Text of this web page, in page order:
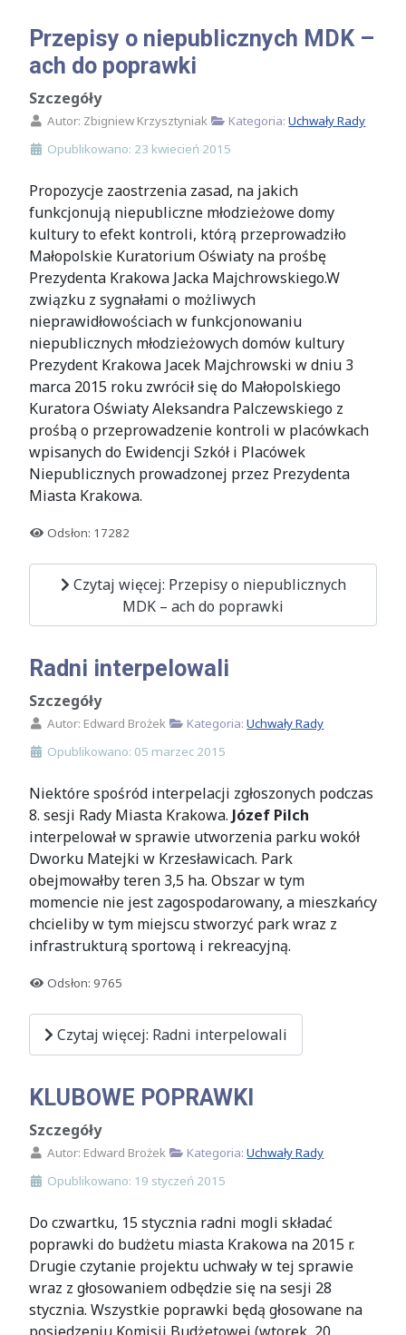
Przepisy o niepublicznych MDK –
ach do poprawki
Szczegóły
Autor: Zbigniew Krzysztyniak Kategoria:Uchwały Rady
Opublikowano: 23 kwiecień 2015
Propozycje zaostrzenia zasad, na jakich
funkcjonują niepubliczne młodzieżowe domy
kultury to efekt kontroli, którą przeprowadziło
Małopolskie Kuratorium Oświaty na prośbę
Prezydenta Krakowa Jacka Majchrowskiego.W
związku z sygnałami o możliwych
nieprawidłowościach w funkcjonowaniu
niepublicznych młodzieżowych domów kultury
Prezydent Krakowa Jacek Majchrowski w dniu 3
marca 2015 roku zwrócił się do Małopolskiego
Kuratora Oświaty Aleksandra Palczewskiego z
prośbą o przeprowadzenie kontroli w placówkach
wpisanych do Ewidencji Szkół i Placówek
Niepublicznych prowadzonej przez Prezydenta
Miasta Krakowa.
Odsłon: 17282
Czytaj więcej: Przepisy o niepublicznych
MDK – ach do poprawki
Radni interpelowali
Szczegóły
Autor: Edward Brożek Kategoria:Uchwały Rady
Opublikowano: 05 marzec 2015
Niektóre spośród interpelacji zgłoszonych podczas
8. sesji Rady Miasta Krakowa. Józef Pilch
interpelował w sprawie utworzenia parku wokół
Dworku Matejki w Krzesławicach. Park
obejmowałby teren 3,5 ha. Obszar w tym
momencie nie jest zagospodarowany, a mieszkańcy
chcieliby w tym miejscu stworzyć park wraz z
infrastrukturą sportową i rekreacyjną.
Odsłon: 9765
Czytaj więcej: Radni interpelowali
KLUBOWE POPRAWKI
Szczegóły
Autor: Edward Brożek Kategoria:Uchwały Rady
Opublikowano: 19 styczeń 2015
Do czwartku, 15 stycznia radni mogli składać
poprawki do budżetu miasta Krakowa na 2015 r.
Drugie czytanie projektu uchwały w tej sprawie
wraz z głosowaniem odbędzie się na sesji 28
stycznia. Wszystkie poprawki będą głosowane na